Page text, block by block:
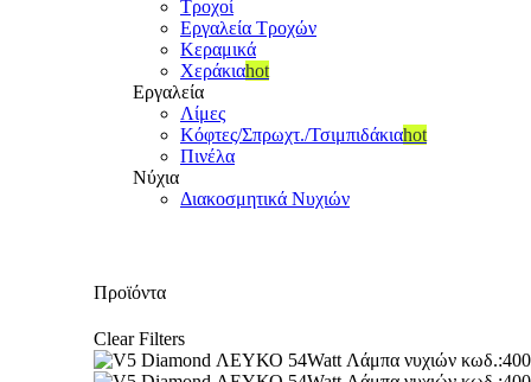
Τροχοί
Εργαλεία Τροχών
Κεραμικά
Χεράκιαhot
Εργαλεία
Λίμες
Κόφτες/Σπρωχτ./Τσιμπιδάκιαhot
Πινέλα
Νύχια
Διακοσμητικά Νυχιών
Προϊόντα
Clear Filters